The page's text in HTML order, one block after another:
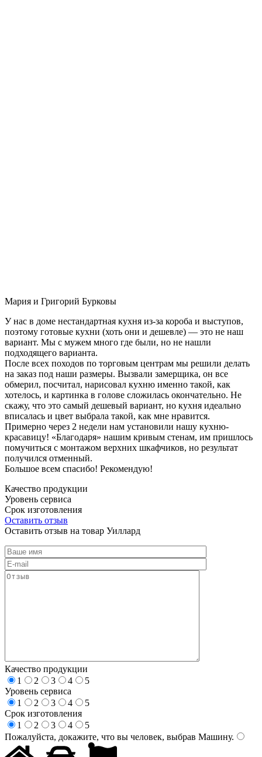
Мария и Григорий Бурковы
У нас в доме нестандартная кухня из-за короба и выступов,
поэтому готовые кухни (хоть они и дешевле) — это не наш
вариант. Мы с мужем много где были, но не нашли
подходящего варианта.
После всех походов по торговым центрам мы решили делать
на заказ под наши размеры. Вызвали замерщика, он все
обмерил, посчитал, нарисовал кухню именно такой, как
хотелось, и картинка в голове сложилась окончательно. Не
скажу, что это самый дешевый вариант, но кухня идеально
вписалась и цвет выбрала такой, как мне нравится.
Примерно через 2 недели нам установили нашу кухню-
красавицу! «Благодаря» нашим кривым стенам, им пришлось
помучиться с монтажом верхних шкафчиков, но результат
получился отменный.
Большое всем спасибо! Рекомендую!
Качество продукции
Уровень сервиса
Срок изготовления
Оставить отзыв
Оставить отзыв на товар Уиллард
Качество продукции
1
2 3 4
5
Уровень сервиса
1
2 3 4
5
Срок изготовления
1
2 3 4
5
Пожалуйста, докажите, что вы человек, выбрав Машину.